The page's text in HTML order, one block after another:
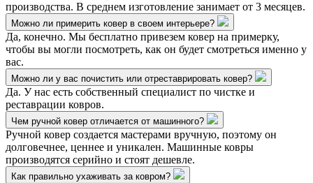
производства. В среднем изготовление занимает от 3 месяцев.
Можно ли примерить ковер в своем интерьере?
Да, конечно. Мы бесплатно привезем ковер на примерку,
чтобы вы могли посмотреть, как он будет смотреться именно у
вас.
Можно ли у вас почистить или отреставрировать ковер?
Да. У нас есть собственный специалист по чистке и
реставрации ковров.
Чем ручной ковер отличается от машинного?
Ручной ковер создается мастерами вручную, поэтому он
долговечнее, ценнее и уникален. Машинные ковры
производятся серийно и стоят дешевле.
Как правильно ухаживать за ковром?